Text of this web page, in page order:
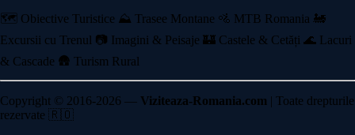
🗺️ Obiective Turistice ⛰️ Trasee Montane 🚵 MTB Romania 🚂
Excursii cu Trenul 📷 Imagini & Peisaje 🏰 Castele & Cetăți 🌊 Lacuri
& Cascade 🛖 Turism Rural
Copyright © 2016-2026 — Viziteaza-Romania.com | Toate drepturile
rezervate 🇷🇴